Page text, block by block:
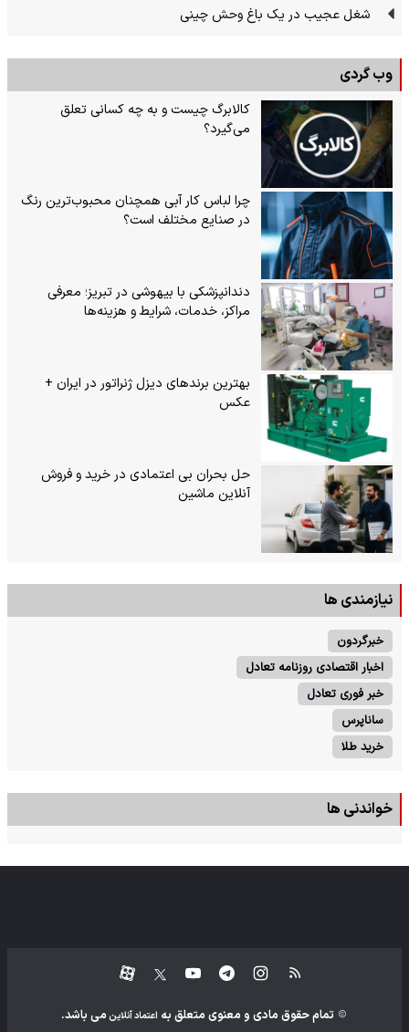
شغل عجیب در یک باغ وحش چینی
وب گردی
کالابرگ چیست و به چه کسانی تعلق
می‌گیرد؟
چرا لباس کار آبی همچنان محبوب‌ترین رنگ
در صنایع مختلف است؟
دندانپزشکی با بیهوشی در تبریز؛ معرفی
مراکز، خدمات، شرایط و هزینه‌ها
بهترین برندهای دیزل ژنراتور در ایران +
عکس
حل بحران بی‌ اعتمادی در خرید و فروش
آنلاین ماشین
نیازمندی ها
خبرگردون
اخبار اقتصادی روزنامه تعادل
خبر فوری تعادل
ساناپرس
خرید طلا
خواندنی ها
تمام حقوق مادی و معنوی متعلق به اعتماد آنلاین می باشد.